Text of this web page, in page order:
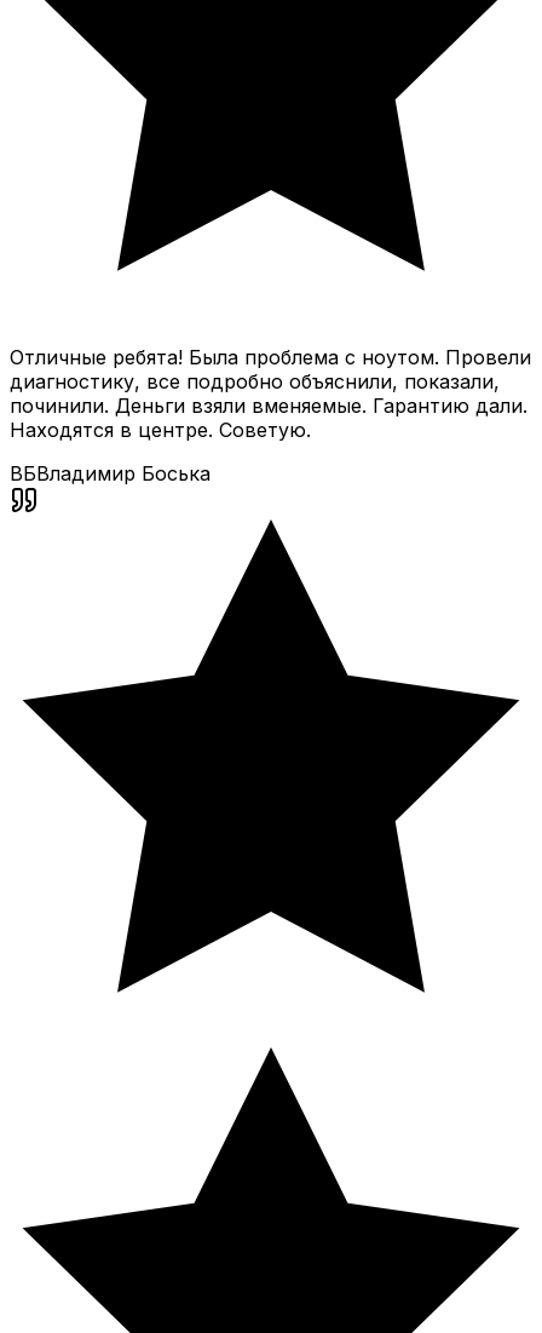
Отличные ребята! Была проблема с ноутом. Провели
диагностику, все подробно объяснили, показали,
починили. Деньги взяли вменяемые. Гарантию дали.
Находятся в центре. Советую.
ВБВладимир Боська